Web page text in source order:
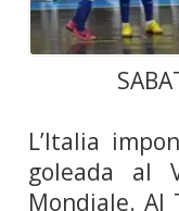
L’Italia
goleada al
Mondiale. Al